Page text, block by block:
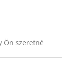
Ön szeretné